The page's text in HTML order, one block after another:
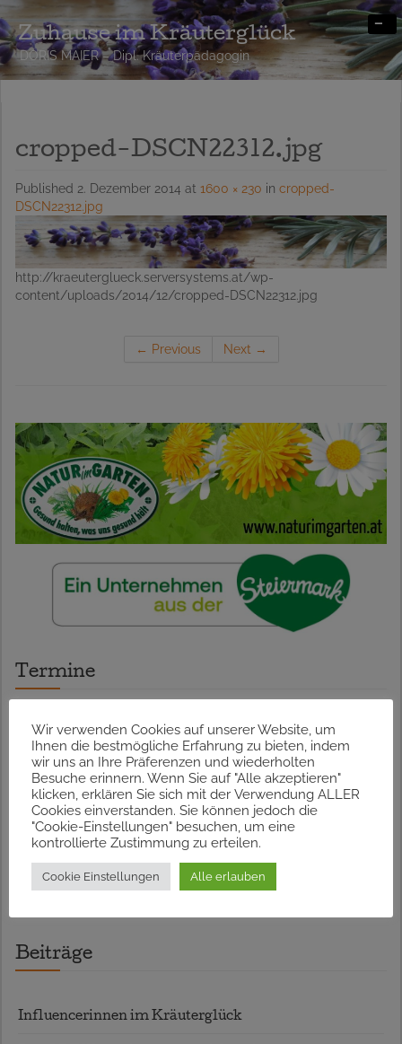
Zuhause im Kräuterglück
DORIS MAIER – Dipl. Kräuterpädagogin
-
cropped-DSCN22312.jpg
Published 2. Dezember 2014 at 1600 × 230 in cropped-
DSCN22312.jpg
http://kraeuterglueck.serversystems.at/wp-
content/uploads/2014/12/cropped-DSCN22312.jpg
← Previous Next →
Termine
23.07.2026 – Lavendelblütenduft
13.08.2026 – Kräuterspaziergang in Graz
17.08.2026 – Ferienspass mit Wildkräuterjause,
Straden
09.09.2026 – Biosphärenpark-Seife sieden
Beiträge
Influencerinnen im Kräuterglück
Wir verwenden Cookies auf unserer Website, um
Ihnen die bestmögliche Erfahrung zu bieten, indem
wir uns an Ihre Präferenzen und wiederholten
Besuche erinnern. Wenn Sie auf "Alle akzeptieren"
klicken, erklären Sie sich mit der Verwendung ALLER
Cookies einverstanden. Sie können jedoch die
"Cookie-Einstellungen" besuchen, um eine
kontrollierte Zustimmung zu erteilen.
Cookie Einstellungen Alle erlauben